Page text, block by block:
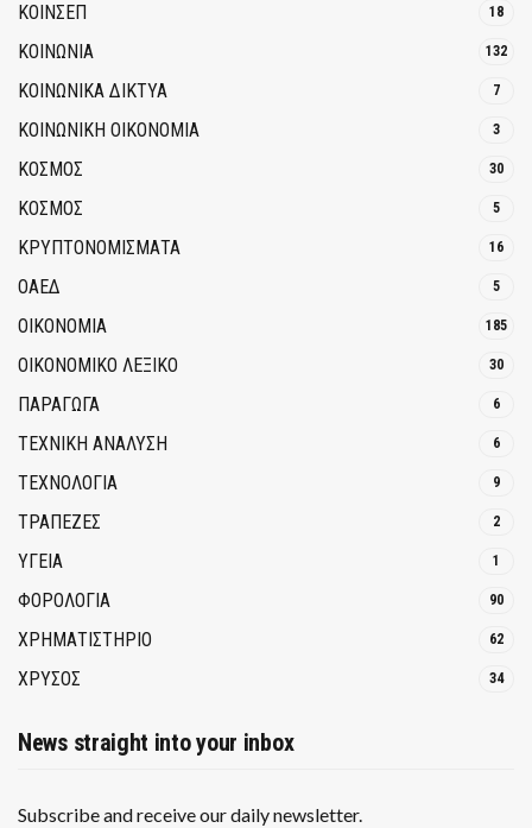
ΚΟΙΝΣΕΠ 18
ΚΟΙΝΩΝΙΑ 132
ΚΟΙΝΩΝΙΚΆ ΔΊΚΤΥΑ 7
ΚΟΙΝΩΝΙΚΉ ΟΙΚΟΝΟΜΊΑ 3
ΚΟΣΜΟΣ 30
ΚΟΣΜΟΣ 5
ΚΡΥΠΤΟΝΟΜΊΣΜΑΤΑ 16
ΟΑΕΔ 5
ΟΙΚΟΝΟΜΙΑ 185
ΟΙΚΟΝΟΜΙΚΟ ΛΕΞΙΚΟ 30
ΠΑΡΑΓΩΓΑ 6
ΤΕΧΝΙΚΗ ΑΝΑΛΥΣΗ 6
ΤΕΧΝΟΛΟΓΙΑ 9
ΤΡΆΠΕΖΕΣ 2
ΥΓΕΙΑ 1
ΦΟΡΟΛΟΓΙΑ 90
ΧΡΗΜΑΤΙΣΤΗΡΙΟ 62
ΧΡΥΣΟΣ 34
News straight into your inbox
Subscribe and receive our daily newsletter.